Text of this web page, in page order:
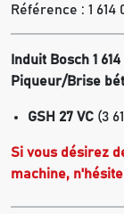
Référence : 1 614
Induit Bosch 1
Piqueur/Brise
GSH 27 VC (3
Si vous désirez
machine,